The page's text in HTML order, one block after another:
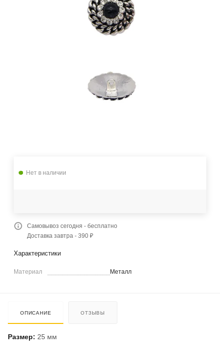
Нет в наличии
Самовывоз сегодня - бесплатно
Доставка завтра - 390 ₽
Характеристики
Материал Металл
ОПИСАНИЕ ОТЗЫВЫ
Размер: 25 мм